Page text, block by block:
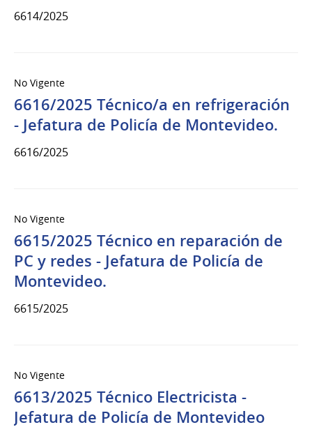
6614/2025
No Vigente
6616/2025 Técnico/a en refrigeración
- Jefatura de Policía de Montevideo.
6616/2025
No Vigente
6615/2025 Técnico en reparación de
PC y redes - Jefatura de Policía de
Montevideo.
6615/2025
No Vigente
6613/2025 Técnico Electricista -
Jefatura de Policía de Montevideo